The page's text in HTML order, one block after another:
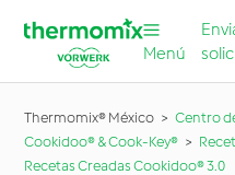
Menú
Thermomix® México
Centro
Cookidoo® & Cook-Key®
Recetas Creadas Cookidoo® 3.0